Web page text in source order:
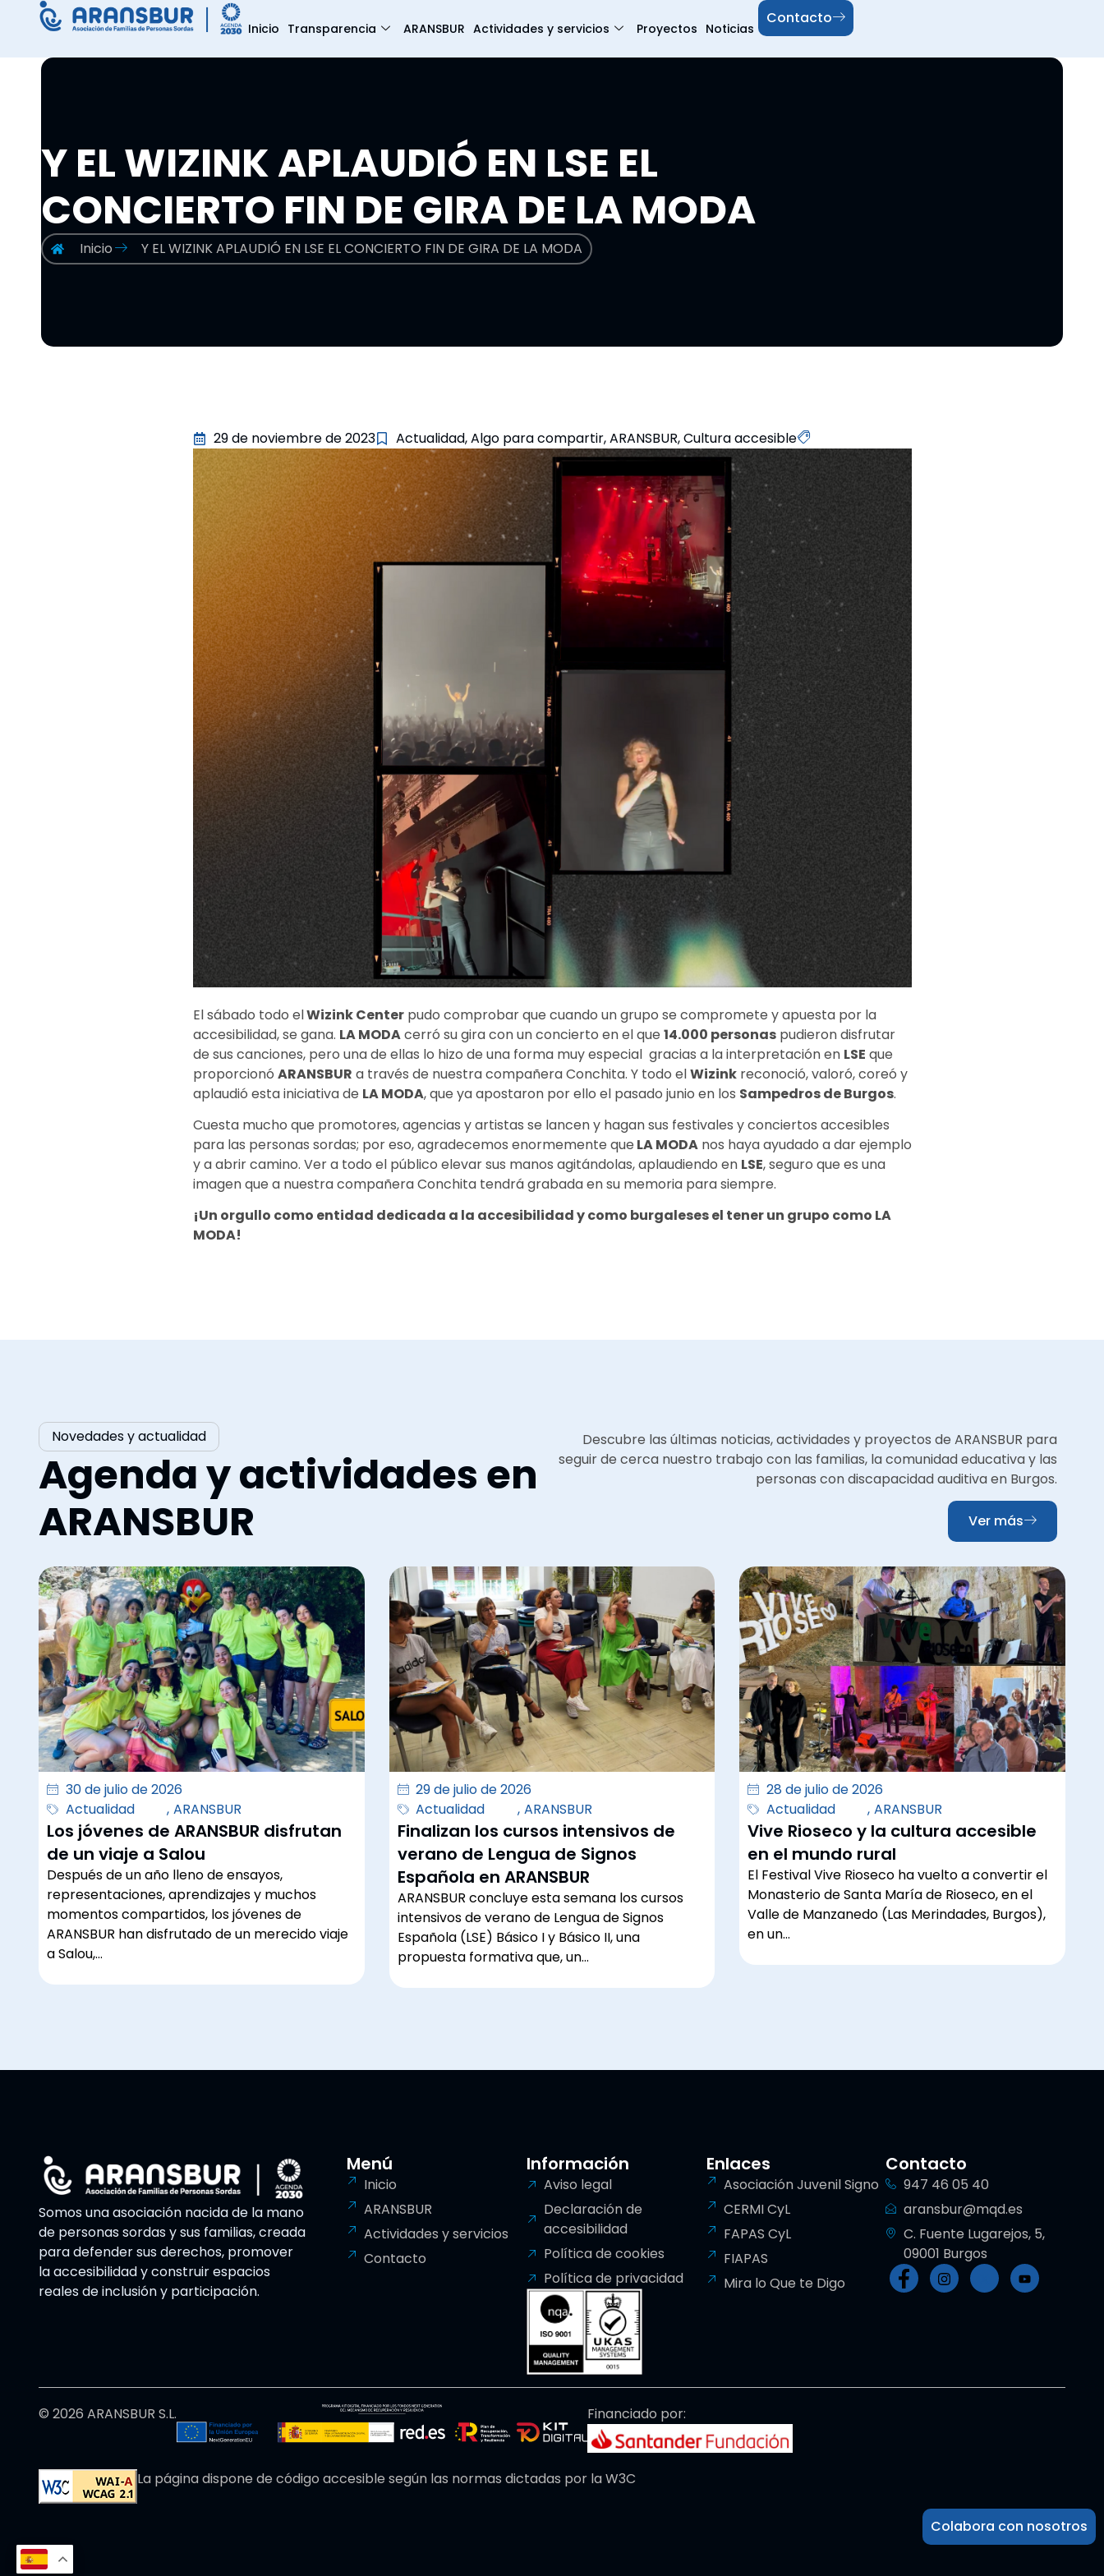
Inicio Transparencia ARANSBUR Actividades y servicios Proyectos Noticias
Contacto
Y EL WIZINK APLAUDIÓ EN LSE EL
CONCIERTO FIN DE GIRA DE LA MODA
Inicio Y EL WIZINK APLAUDIÓ EN LSE EL CONCIERTO FIN DE GIRA DE LA MODA
29 de noviembre de 2023 Actualidad,Algo para compartir,ARANSBUR,Cultura accesible
El sábado todo elWizink Centerpudo comprobar que cuando un grupo se compromete y apuesta por la
accesibilidad, se gana. LA MODAcerró su gira con un concierto en el que 14.000 personaspudieron disfrutar
de sus canciones, pero una de ellas lo hizo de una forma muy especial gracias a la interpretación en LSE que
proporcionó ARANSBUR a través de nuestra compañera Conchita. Y todo elWizinkreconoció, valoró, coreó y
aplaudió esta iniciativa de LA MODA, que ya apostaron por ello el pasado junio en los Sampedros de Burgos.
Cuesta mucho que promotores, agencias y artistas se lancen y hagan sus festivales y conciertos accesibles
para las personas sordas; por eso, agradecemos enormemente que LA MODAnos haya ayudado a dar ejemplo
y a abrir camino. Ver a todo el público elevar sus manos agitándolas, aplaudiendo en LSE, seguro que es una
imagen que a nuestra compañera Conchita tendrá grabada en su memoria para siempre.
¡Un orgullo como entidad dedicada a la accesibilidad y como burgaleses el tener un grupo como LA
MODA!
Novedades y actualidad
Agenda y actividades en
ARANSBUR
Descubre las últimas noticias, actividades y proyectos de ARANSBUR para
seguir de cerca nuestro trabajo con las familias, la comunidad educativa y las
personas con discapacidad auditiva en Burgos.
Ver más
30 de julio de 2026
Actualidad
, ARANSBUR
Los jóvenes de ARANSBUR disfrutan
de un viaje a Salou
Después de un año lleno de ensayos,
representaciones, aprendizajes y muchos
momentos compartidos, los jóvenes de
ARANSBUR han disfrutado de un merecido viaje
a Salou,…
29 de julio de 2026
Actualidad
, ARANSBUR
Finalizan los cursos intensivos de
verano de Lengua de Signos
Española en ARANSBUR
ARANSBUR concluye esta semana los cursos
intensivos de verano de Lengua de Signos
Española (LSE) Básico I y Básico II, una
propuesta formativa que, un…
28 de julio de 2026
Actualidad
, ARANSBUR
Vive Rioseco y la cultura accesible
en el mundo rural
El Festival Vive Rioseco ha vuelto a convertir el
Monasterio de Santa María de Rioseco, en el
Valle de Manzanedo (Las Merindades, Burgos),
en un…
Somos una asociación nacida de la mano
de personas sordas y sus familias, creada
para defender sus derechos, promover
la accesibilidad y construir espacios
reales de inclusión y participación.
Menú
Inicio
ARANSBUR
Actividades y servicios
Contacto
Información
Aviso legal
Declaración de
accesibilidad
Política de cookies
Política de privacidad
Enlaces
Asociación Juvenil Signo
CERMI CyL
FAPAS CyL
FIAPAS
Mira lo Que te Digo
Contacto
947 46 05 40
aransbur@mqd.es
C. Fuente Lugarejos, 5,
09001 Burgos
Colabora con nosotros
© 2026 ARANSBUR S.L. Financiado por:
La página dispone de código accesible según las normas dictadas por la W3C